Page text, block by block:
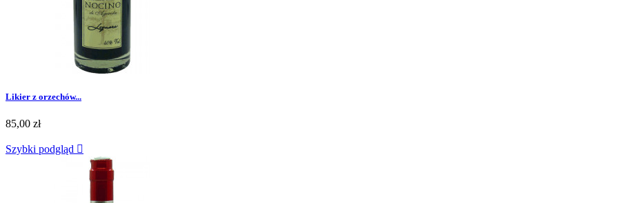
Likier z orzechów...
85,00 zł
Szybki podgląd 